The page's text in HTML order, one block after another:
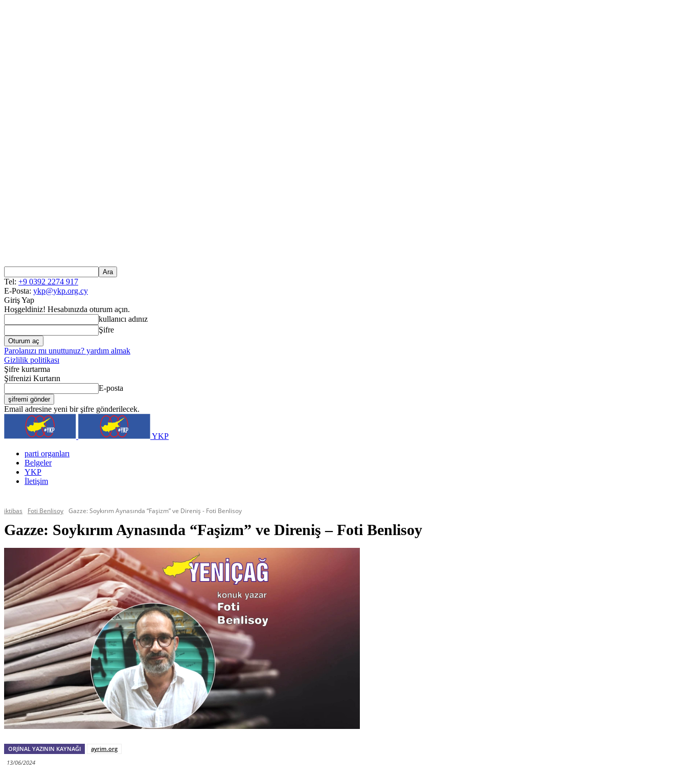
Tel: +9 0392 2274 917
E-Posta: ykp@ykp.org.cy
Giriş Yap
Hoşgeldiniz! Hesabınızda oturum açın.
kullanıcı adınız
Şifre
Parolanızı mı unuttunuz? yardım almak
Gizlilik politikası
Şifre kurtarma
Şifrenizi Kurtarın
E-posta
Email adresine yeni bir şifre gönderilecek.
YKP
parti organları
Belgeler
YKP
İletişim
iktibas Foti Benlisoy Gazze: Soykırım Aynasında “Faşizm” ve Direniş - Foti Benlisoy
Gazze: Soykırım Aynasında “Faşizm” ve Direniş – Foti Benlisoy
ORJINAL YAZININ KAYNAĞI
ayrim.org
13/06/2024